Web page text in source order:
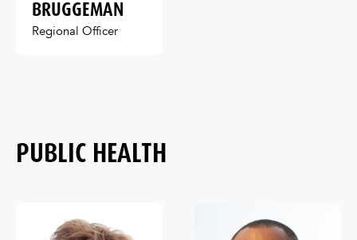
BRUGGEMAN
Regional Officer
PUBLIC HEALTH